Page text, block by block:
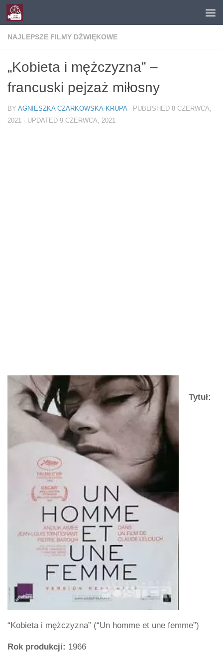
Skip to content
NAJLEPSZE FILMY DŹWIĘKOWE
„Kobieta i mężczyzna” –
francuski pejzaż miłosny
BY AGNIESZKA CZARKOWSKA-KRUPA · PUBLISHED 8 CZERWCA,
2021 · UPDATED 9 CZERWCA, 2021
Tytuł:
“Kobieta i mężczyzna” (“Un homme et une femme”)
Rok produkcji: 1966